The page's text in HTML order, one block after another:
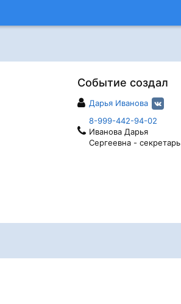
Событие создал
Дарья Иванова
8-999-442-94-02
Иванова Дарья
Сергеевна - секретарь